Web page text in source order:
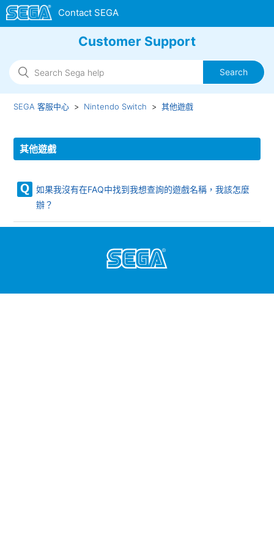
Customer Support
SEGA 客服中心 Nintendo Switch 其他遊戲
其他遊戲
如果我沒有在FAQ中找到我想查詢的遊戲名稱，我該怎麼
辦？